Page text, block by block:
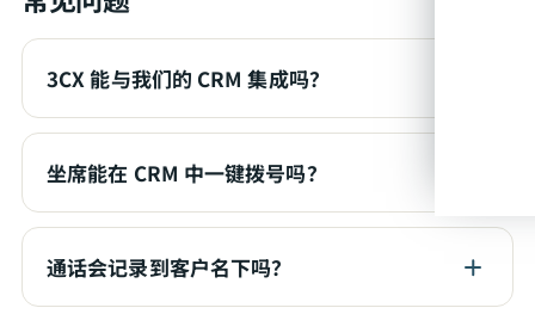
3CX 能与我们的 CRM 集成吗？
坐席能在 CRM 中一键拨号吗？
通话会记录到客户名下吗？